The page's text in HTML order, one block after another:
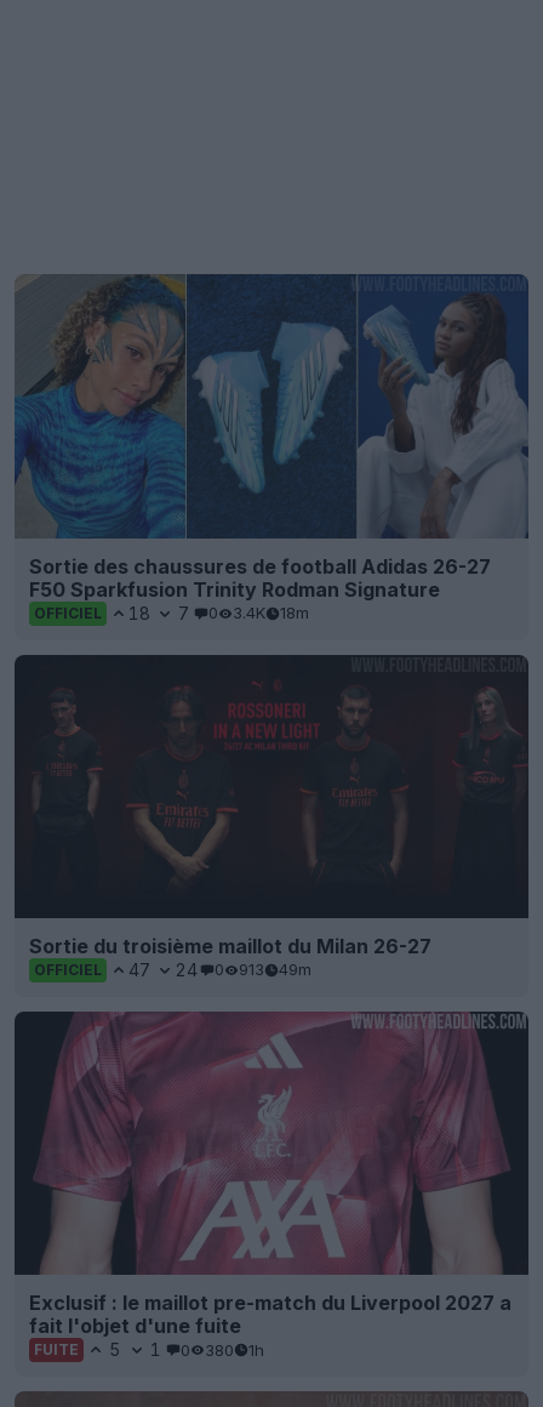
Sortie des chaussures de football Adidas 26-27
F50 Sparkfusion Trinity Rodman Signature
OFFICIEL 18 7 0 3.4K 18m
Sortie du troisième maillot du Milan 26-27
OFFICIEL 47 24 0 913 49m
Exclusif : le maillot pre-match du Liverpool 2027 a
fait l'objet d'une fuite
FUITE 5 1 0 380 1h